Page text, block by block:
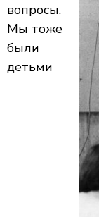
вопросы.
Мы тоже
были
детьми